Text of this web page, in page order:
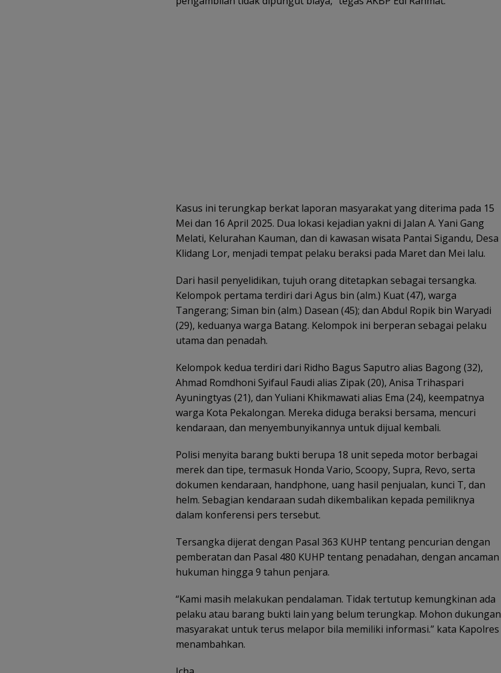
Kasus ini terungkap berkat laporan masyarakat yang diterima pada 15
Mei dan 16 April 2025. Dua lokasi kejadian yakni di Jalan A. Yani Gang
Melati, Kelurahan Kauman, dan di kawasan wisata Pantai Sigandu, Desa
Klidang Lor, menjadi tempat pelaku beraksi pada Maret dan Mei lalu.
Dari hasil penyelidikan, tujuh orang ditetapkan sebagai tersangka.
Kelompok pertama terdiri dari Agus bin (alm.) Kuat (47), warga
Tangerang; Siman bin (alm.) Dasean (45); dan Abdul Ropik bin Waryadi
(29), keduanya warga Batang. Kelompok ini berperan sebagai pelaku
utama dan penadah.
Kelompok kedua terdiri dari Ridho Bagus Saputro alias Bagong (32),
Ahmad Romdhoni Syifaul Faudi alias Zipak (20), Anisa Trihaspari
Ayuningtyas (21), dan Yuliani Khikmawati alias Ema (24), keempatnya
warga Kota Pekalongan. Mereka diduga beraksi bersama, mencuri
kendaraan, dan menyembunyikannya untuk dijual kembali.
Polisi menyita barang bukti berupa 18 unit sepeda motor berbagai
merek dan tipe, termasuk Honda Vario, Scoopy, Supra, Revo, serta
dokumen kendaraan, handphone, uang hasil penjualan, kunci T, dan
helm. Sebagian kendaraan sudah dikembalikan kepada pemiliknya
dalam konferensi pers tersebut.
Tersangka dijerat dengan Pasal 363 KUHP tentang pencurian dengan
pemberatan dan Pasal 480 KUHP tentang penadahan, dengan ancaman
hukuman hingga 9 tahun penjara.
“Kami masih melakukan pendalaman. Tidak tertutup kemungkinan ada
pelaku atau barang bukti lain yang belum terungkap. Mohon dukungan
masyarakat untuk terus melapor bila memiliki informasi.” kata Kapolres
menambahkan.